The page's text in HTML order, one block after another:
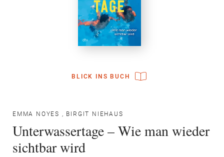
BLICK INS BUCH
EMMA NOYES , BIRGIT NIEHAUS
Unterwassertage – Wie man wieder
sichtbar wird